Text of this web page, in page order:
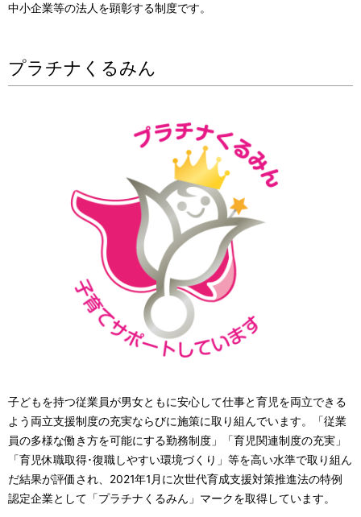
中小企業等の法人を顕彰する制度です。
プラチナくるみん
子どもを持つ従業員が男女ともに安心して仕事と育児を両立できる
よう両立支援制度の充実ならびに施策に取り組んでいます。「従業
員の多様な働き方を可能にする勤務制度」「育児関連制度の充実」
「育児休職取得･復職しやすい環境づくり」等を高い水準で取り組ん
だ結果が評価され、2021年1月に次世代育成支援対策推進法の特例
認定企業として「プラチナくるみん」マークを取得しています。